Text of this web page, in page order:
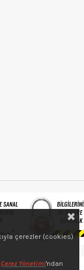
çerezler (cookies)
Çerez Yönetimi'ndan